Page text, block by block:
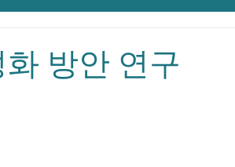
방안 연구